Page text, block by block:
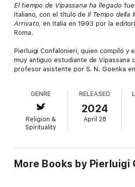
El tiempo de Vipassana ha llegado fue
Italiano, con el título deIl Tempo della
Arrivato , en Italia en 1993 por la
Roma.
Pierluigi Confalonieri, quien compiló y
muy antiguo estudiante de Vipassana
profesor asistente por S. N. Goenka
traducción al Italiano deThe Art of
William Hart; y
La Saggezza che Libera
Editore, 1995) que se enfoca en
suttas del Buddha.
Goenkaji que el Sr. Confalonieri
originalmente en Inglés; y de los
GENRE
Religion &
Spirituality
RELEASED
2024
April 28
More Books by Pierluigi